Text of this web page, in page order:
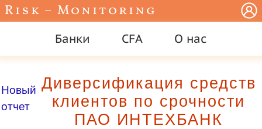
Risk – Monitoring
Банки CFA О нас
Новый
отчет
Диверсификация средств
клиентов по срочности
ПАО ИНТЕХБАНК